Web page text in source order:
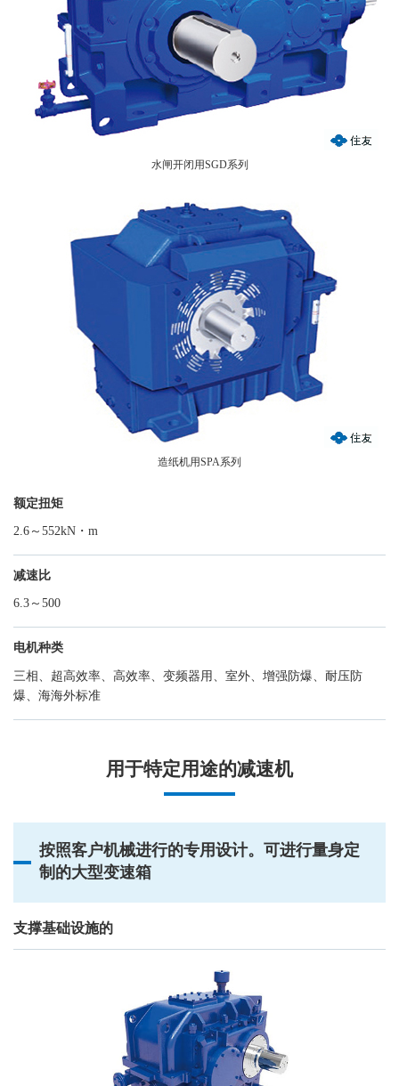
水闸开闭用SGD系列
造纸机用SPA系列
额定扭矩
2.6～552kN・m
减速比
6.3～500
电机种类
三相、超高效率、高效率、变频器用、室外、增强防爆、耐压防
爆、海海外标准
用于特定用途的减速机
按照客户机械进行的专用设计。可进行量身定
制的大型变速箱
支撑基础设施的